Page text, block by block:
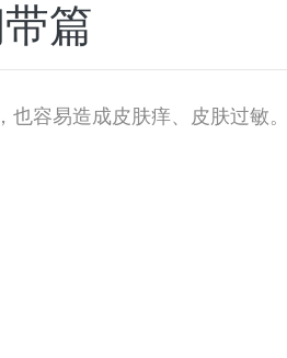
篇
容易造成皮肤痒、皮肤过敏